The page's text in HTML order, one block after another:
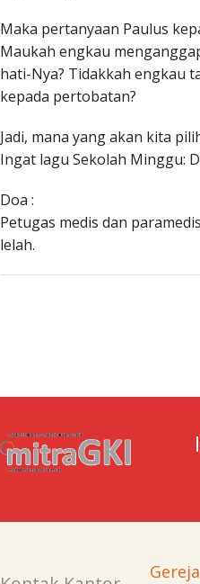
Maka pertanyaan Paulus
Maukah engkau
hati-Nya? Tidakkah engkau
kepada pertobatan?
Jadi, mana yang akan kita
Ingat lagu Sekolah Minggu:
Doa :
Petugas medis dan
lelah.